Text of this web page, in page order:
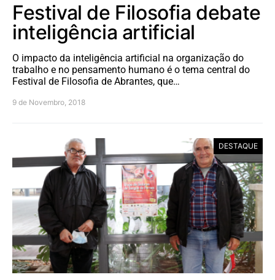
Festival de Filosofia debate
inteligência artificial
O impacto da inteligência artificial na organização do
trabalho e no pensamento humano é o tema central do
Festival de Filosofia de Abrantes, que…
9 de Novembro, 2018
DESTAQUE